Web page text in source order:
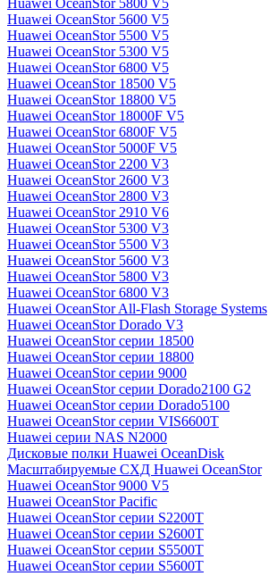
Huawei OceanStor 5800 V5
Huawei OceanStor 5600 V5
Huawei OceanStor 5500 V5
Huawei OceanStor 5300 V5
Huawei OceanStor 6800 V5
Huawei OceanStor 18500 V5
Huawei OceanStor 18800 V5
Huawei OceanStor 18000F V5
Huawei OceanStor 6800F V5
Huawei OceanStor 5000F V5
Huawei OceanStor 2200 V3
Huawei OceanStor 2600 V3
Huawei OceanStor 2800 V3
Huawei OceanStor 2910 V6
Huawei OceanStor 5300 V3
Huawei OceanStor 5500 V3
Huawei OceanStor 5600 V3
Huawei OceanStor 5800 V3
Huawei OceanStor 6800 V3
Huawei OceanStor All-Flash Storage Systems
Huawei OceanStor Dorado V3
Huawei OceanStor серии 18500
Huawei OceanStor серии 18800
Huawei OceanStor серии 9000
Huawei OceanStor серии Dorado2100 G2
Huawei OceanStor серии Dorado5100
Huawei OceanStor серии VIS6600T
Huawei серии NAS N2000
Дисковые полки Huawei OceanDisk
Масштабируемые СХД Huawei OceanStor
Huawei OceanStor 9000 V5
Huawei OceanStor Pacific
Huawei OceanStor серии S2200T
Huawei OceanStor серии S2600T
Huawei OceanStor серии S5500T
Huawei OceanStor серии S5600T